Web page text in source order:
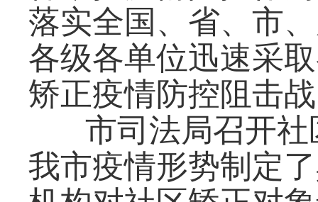
落实全国、省、市
各级各单位迅速采
矫正疫情防控阻击
市司法局召开
我市疫情形势制定